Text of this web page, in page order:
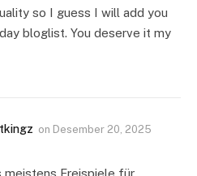
so I guess I will add you
bloglist. You deserve it my
on Desember 20, 2025
meistens Freispiele für